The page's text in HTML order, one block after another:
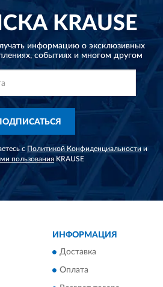
KRAUSE
информацию о эксклюзивных
событиях и многом другом
с Политикой Конфиденциальности и
пользованияKRAUSE
ИНФОРМАЦИЯ
Доставка
Оплата